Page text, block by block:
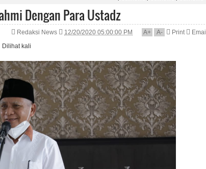
Dengan Para Ustadz
Redaksi News 12/20/2020 05:00:00 PM A+ A- Print
Email
Dilihat kali